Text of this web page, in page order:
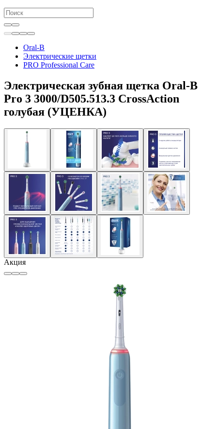
Oral-B
Электрические щетки
PRO Professional Care
Электрическая зубная щетка Oral-B
Pro 3 3000/D505.513.3 CrossAction
голубая (УЦЕНКА)
Акция